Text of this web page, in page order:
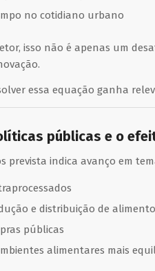
no cotidiano urbano
isso não é apenas um
essa equação ganha
públicas e o
prevista indica avanço em
e distribuição de
públicas
alimentares mais